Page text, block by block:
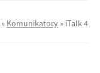
» Komunikatory » iTalk 4